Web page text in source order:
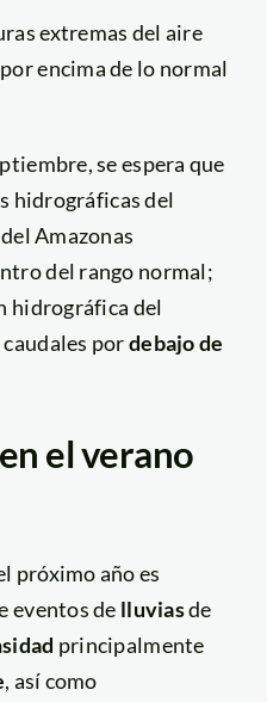
extremas del aire
encima de lo normal
se espera que
hidrográficas del
Amazonas
del rango normal;
hidrográfica del
pordebajo de
el verano
próximo año es
eventos de lluviasde
principalmente
, así como